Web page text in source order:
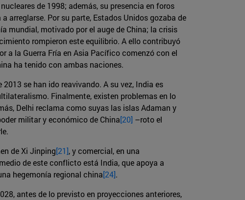
de 1998; además, su presencia en foros
arreglarse. Por su parte, Estados Unidos gozaba de
mundial, motivado por el auge de China; la crisis
rompieron este equilibrio. A ello contribuyó
a la Guerra Fría en Asia Pacífico comenzó con el
ha tenido con ambas naciones.
2013 se han ido reavivando. A su vez, India es
Finalmente, existen problemas en lo
Delhi reclama como suyas las islas Adaman y
militar y económico de China[20] –roto el
de Xi Jinping[21], y comercial, en una
de este conflicto está India, que apoya a
hegemonía regional china[24].
antes de lo previsto en proyecciones anteriores,